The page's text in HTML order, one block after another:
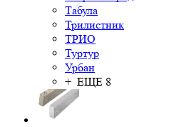
Табула
Трилистник
ТРИО
Туртур
Урбан
+ ЕЩЕ 8